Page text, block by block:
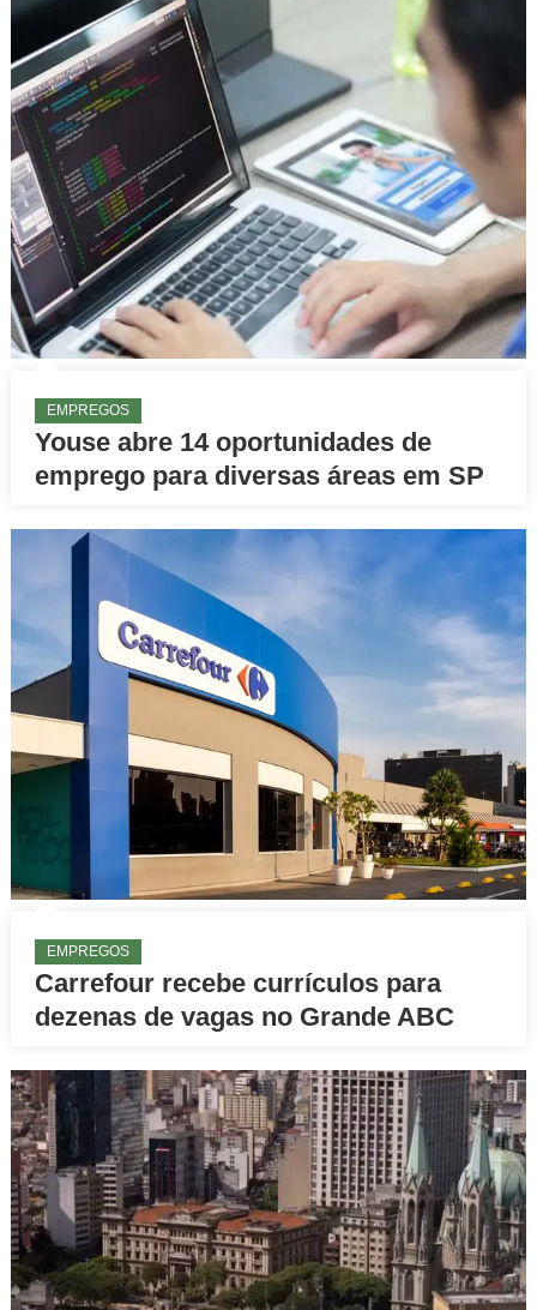
EMPREGOS
Youse abre 14 oportunidades de
emprego para diversas áreas em SP
EMPREGOS
Carrefour recebe currículos para
dezenas de vagas no Grande ABC